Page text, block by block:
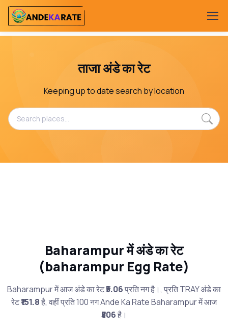
ताजा अंडे का रेट
Keeping up to date search by location
Baharampur में अंडे का रेट
(baharampur Egg Rate)
Baharampur में आज अंडे का रेट₹5.06प्रति नग है।, प्रति TRAY अंडे का
रेट₹151.8है, वहीं प्रति 100 नग Ande Ka Rate Baharampur में आज
₹506है।